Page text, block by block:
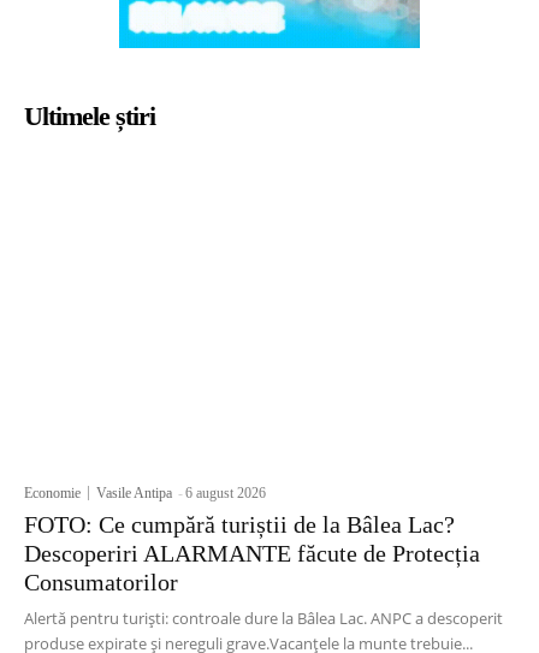
Ultimele știri
Economie Vasile Antipa -6 august 2026
FOTO: Ce cumpără turiștii de la Bâlea Lac?
Descoperiri ALARMANTE făcute de Protecția
Consumatorilor
Alertă pentru turiști: controale dure la Bâlea Lac. ANPC a descoperit
produse expirate și nereguli grave.Vacanțele la munte trebuie...